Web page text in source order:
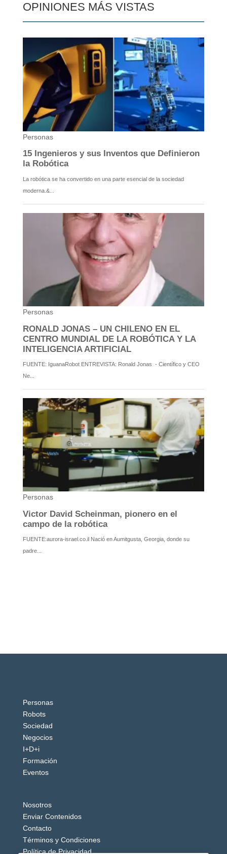
OPINIONES MÁS VISTAS
Personas
Robots
Sociedad
Negocios
I+D+i
Formación
Eventos
Nosotros
Enviar Contenidos
Contacto
Términos y Condiciones
Política de Privacidad